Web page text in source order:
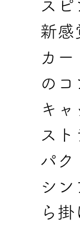
ス
新感
カ
のコ
キ
ス
パク
シ
ら